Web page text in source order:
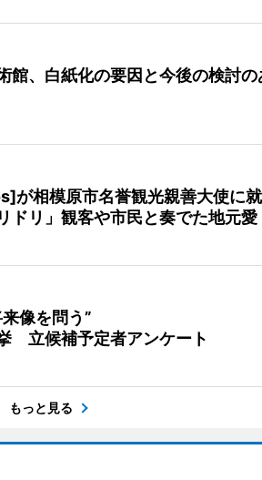
館、白紙化の要因と今後の検討の
が相模原市名誉観光親善大使に
ドリ」観客や市民と奏でた地元愛
像を問う”
立候補予定者アンケート
もっと見る